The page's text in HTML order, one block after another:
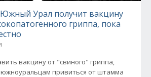
Урал получит вакцину
гриппа, пока
вакцину от "свиного" гриппа,
привиться от штамма